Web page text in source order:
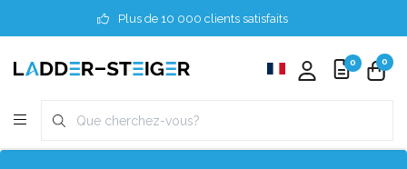
Plus de 10 000 clients satisfaits
0 0